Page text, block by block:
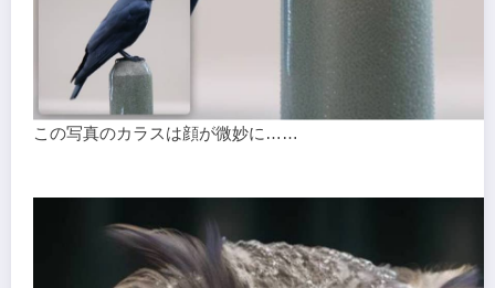
この写真のカラスは顔が微妙に……